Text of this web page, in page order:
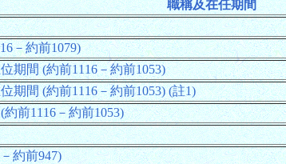
職稱及在任期間
－約前1079)
期間 (約前1116－約前1053)
期間 (約前1116－約前1053) (註1)
前1116－約前1053)
約前947)